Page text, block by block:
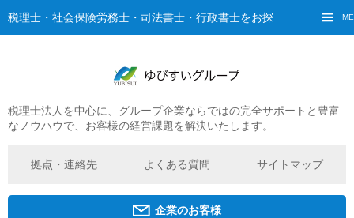
税理士法人を中心に、グループ企業ならではの完全サポートと豊富
なノウハウで、お客様の経営課題を解決いたします。
拠点・連絡先 よくある質問 サイトマップ
企業のお客様
ご挨拶
グループ概要
ゆびすいのあゆみ